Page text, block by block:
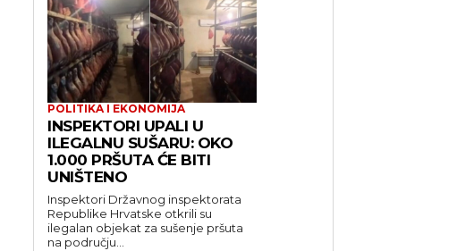
POLITIKA I EKONOMIJA
INSPEKTORI UPALI U
ILEGALNU SUŠARU: OKO
1.000 PRŠUTA ĆE BITI
UNIŠTENO
Inspektori Državnog inspektorata
Republike Hrvatske otkrili su
ilegalan objekat za sušenje pršuta
na području...